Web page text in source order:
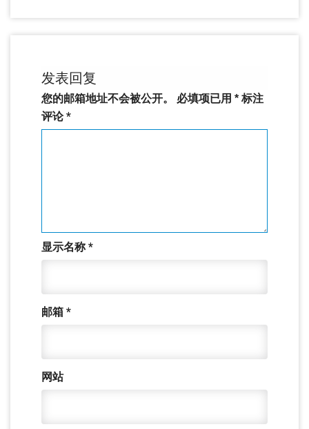
发表回复
您的邮箱地址不会被公开。 必填项已用 * 标注
评论*
显示名称*
邮箱 *
网站